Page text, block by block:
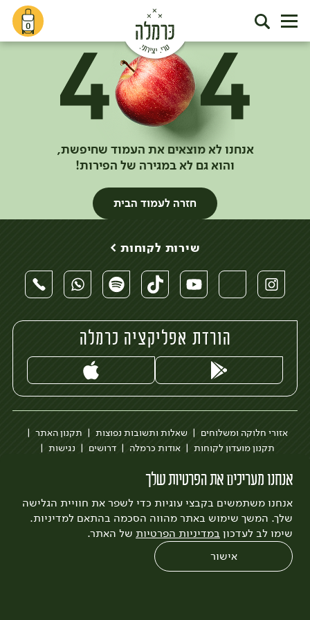
0
אנחנו לא מוצאים את העמוד שחיפשת,
והוא גם לא במגירה של הפירות!
חזרה לעמוד הבית
אנחנו מעריכים את הפרטיות שלך
אנחנו משתמשים בקבצי עוגיות כדי לשפר את חוויית הגלישה
שלך. המשך שימוש באתר מהווה הסכמה בהתאם למדיניות.
שימו לב לעדכון במדיניות הפרטיות של האתר.
אישור
שירות לקוחות >
הורדת אפליקציה כרמלה
אזורי חלוקה ומשלוחים שאלות ותשובות נפוצות
תקנון האתר
תקנון מועדון לקוחות
אודות כרמלה דרושים
נגישות
לצפייה בעדכון מדיניות פרטיות
עיצוב:3bears פיתוח:Quatro